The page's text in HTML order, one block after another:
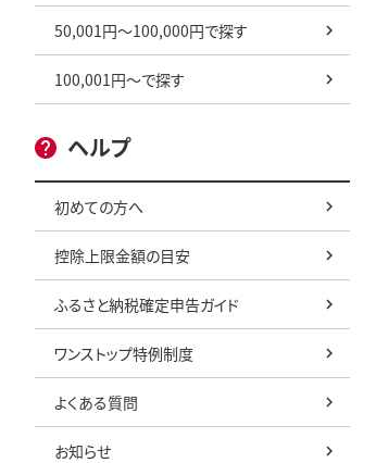
50,001円～100,000円で探す
100,001円～で探す
ヘルプ
初めての方へ
控除上限金額の目安
ふるさと納税確定申告ガイド
ワンストップ特例制度
よくある質問
お知らせ